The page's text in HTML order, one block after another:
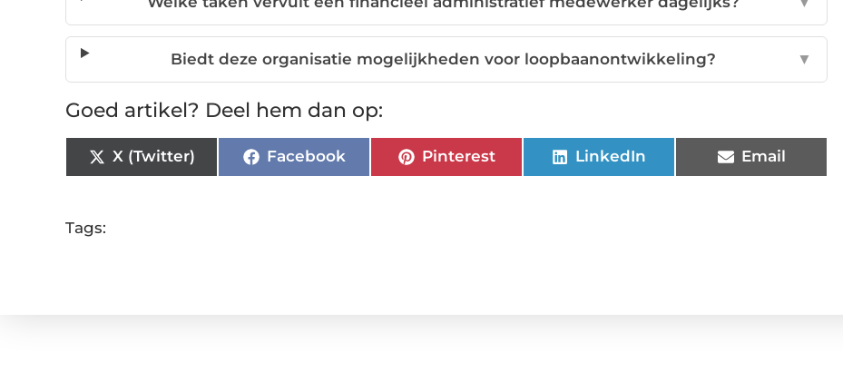
Biedt deze organisatie mogelijkheden voor loopbaanontwikkeling? ▼
Goed artikel? Deel hem dan op:
X (Twitter) Facebook Pinterest LinkedIn Email
Tags: